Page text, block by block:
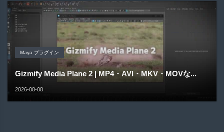
Maya プラグイン
Gizmify Media Plane 2 | MP4・AVI・MKV・MOVな...
2026-08-08
Unreal Engine アセット
Material Parameter Manager | Unreal Engi...
2026-08-07
Unreal Engine アセット
Pipe It | 直感的にパイプ形状を構築出来るUnreal Engine
5...
2026-08-05
Unreal Engine アセット
Directive Utilities | ブループリントライブラリやエディタ
ス...
2026-08-03
Unityエフェクトレシピブック パーツを組み合わせて作れ
る | ktk.kum...
2026-08-03